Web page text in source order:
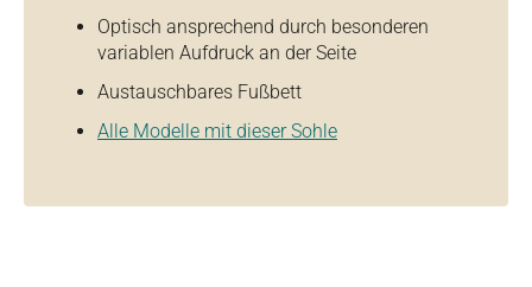
Optisch ansprechend durch besonderen
variablen Aufdruck an der Seite
Austauschbares Fußbett
Alle Modelle mit dieser Sohle